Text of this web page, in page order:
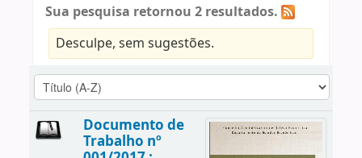
Sua pesquisa retornou 2 resultados.
Desculpe, sem sugestões.
Documento de
Trabalho nº